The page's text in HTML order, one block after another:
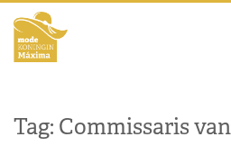
Tag: Commissaris